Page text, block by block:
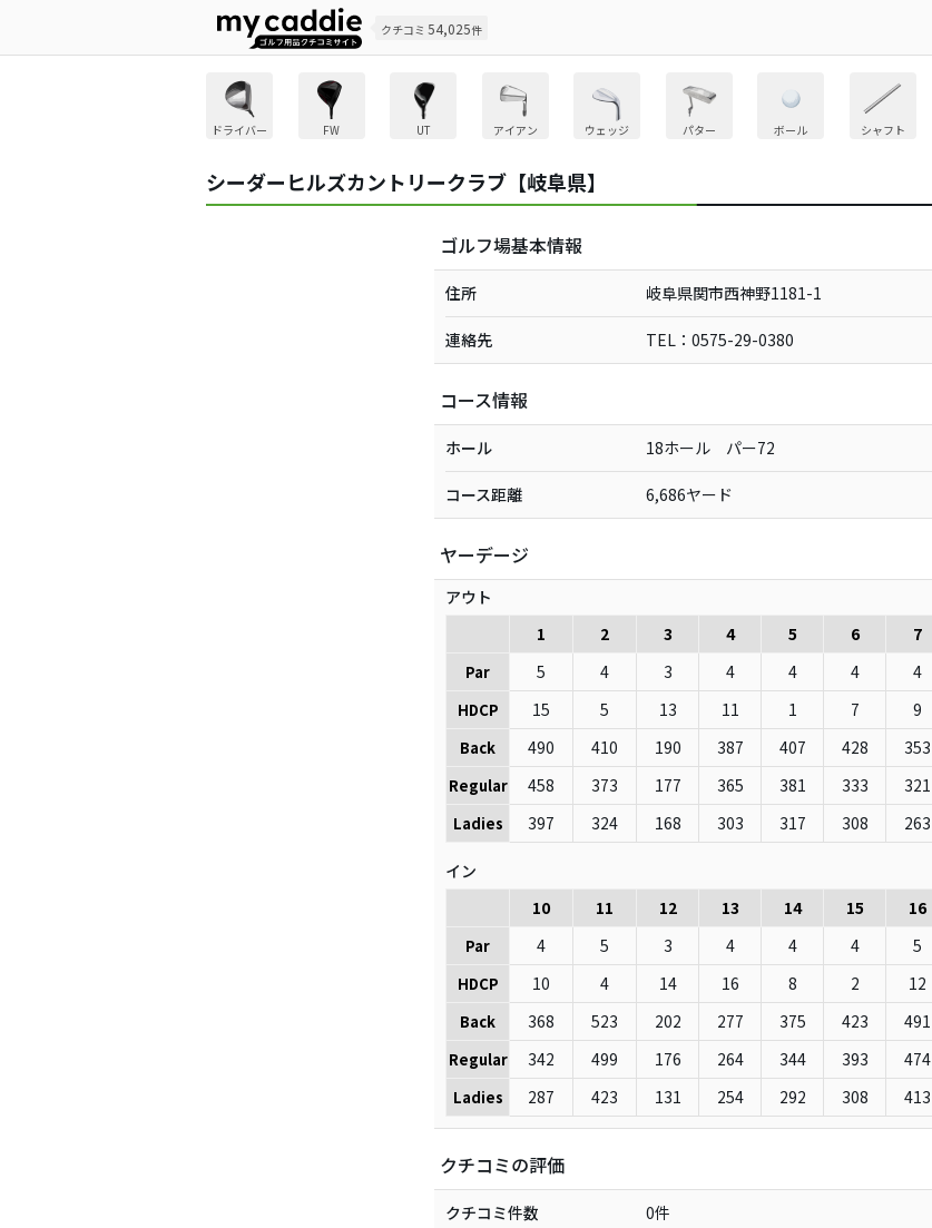
クチコミ 54,025件
ドライバー FW UT アイアン ウェッジ パター ボール シャフト
シーダーヒルズカントリークラブ【岐阜県】
ゴルフ場基本情報
住所 岐阜県関市西神野1181-1
連絡先 TEL：0575-29-0380
コース情報
ホール 18ホール パー72
コース距離 6,686ヤード
ヤーデージ
アウト
1
2 3 4 5 6 7
Par 5 4 3 4 4 4 4
HDCP 15 5 13 11 1 7 9
Back 490 410 190 387 407 428 353
Regular 458 373 177 365 381 333 321
Ladies 397 324 168 303 317 308 263
イン
10
11 12 13 14 15 16
Par 4 5 3 4 4 4 5
HDCP 10 4 14 16 8 2 12
Back 368 523 202 277 375 423 491
Regular 342 499 176 264 344 393 474
Ladies 287 423 131 254 292 308 413
クチコミの評価
クチコミ件数 0件